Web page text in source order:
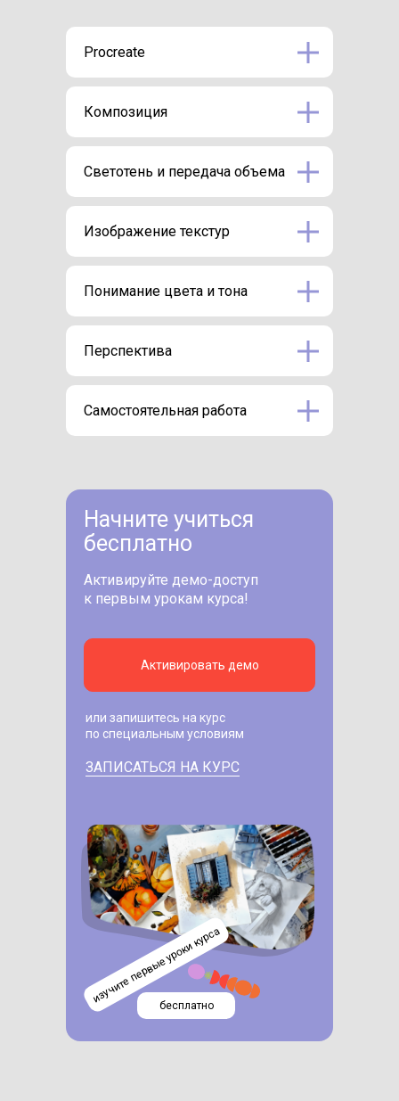
Procreate
Композиция
Светотень и передача объема
Изображение текстур
Понимание цвета и тона
Перспектива
Самостоятельная работа
Начните учиться
бесплатно
или запишитесь на курс
по специальным условиям
Активировать демо
бесплатно
изучите первые уроки курса
Активируйте демо-доступ
к первым урокам курса!
ЗАПИСАТЬСЯ НА КУРС